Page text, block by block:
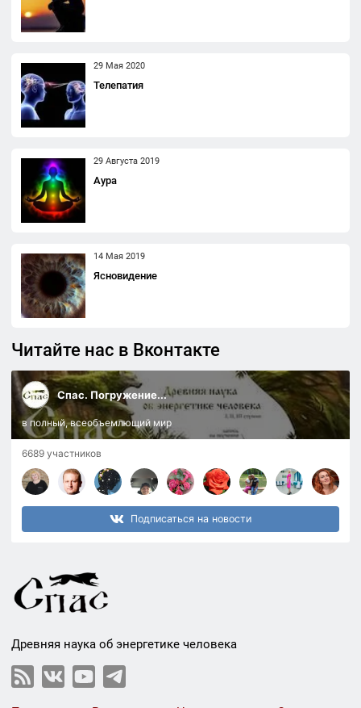
29 Мая 2020
Телепатия
29 Августа 2019
Аура
14 Мая 2019
Ясновидение
Читайте нас в Вконтакте
Спас. Погружение...
в полный, всеобъемлющий мир
6689 участников
Подписаться на новости
Древняя наука об энергетике человека